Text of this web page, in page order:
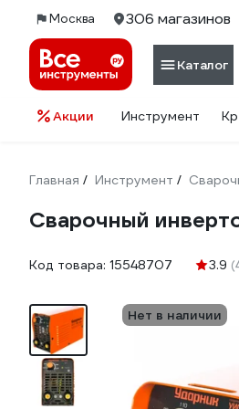
Москва 306 магазинов
Каталог
Акции Инструмент
Главная / Инструмент /
Сварочный
Код товара: 15548707 3.9
Нет в наличии